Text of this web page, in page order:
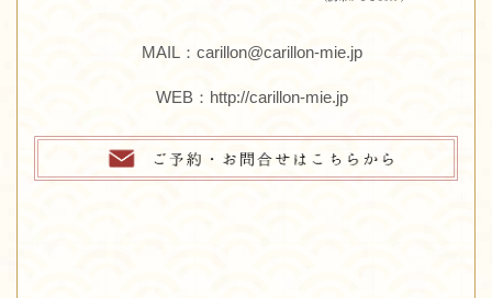
MAIL：carillon@carillon-mie.jp
WEB： http://carillon-mie.jp